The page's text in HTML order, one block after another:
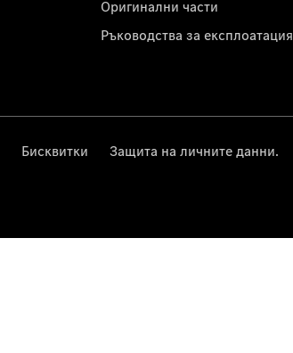
Оригинални части
Ръководства за експлоатация
Бисквитки Защита на личните данни.